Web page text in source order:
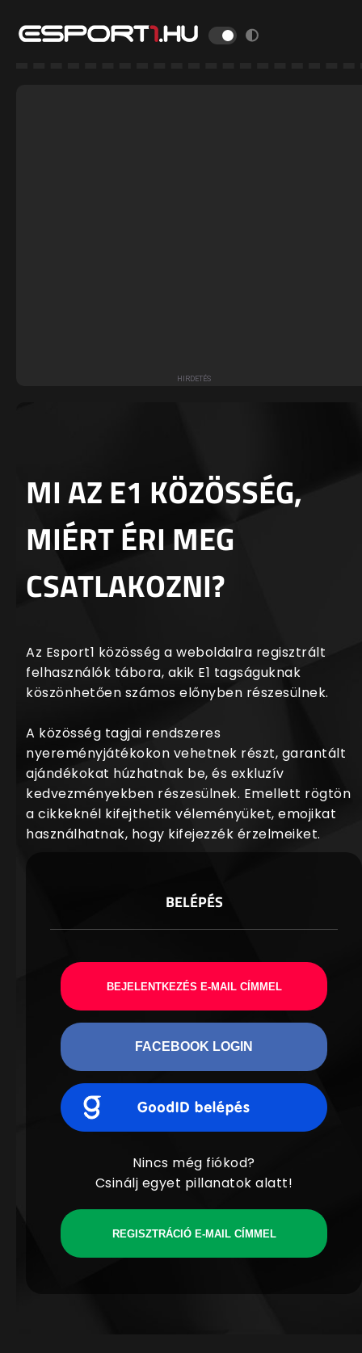
MI AZ E1 KÖZÖSSÉG,
MIÉRT ÉRI MEG
CSATLAKOZNI?
Az Esport1 közösség a weboldalra regisztrált
felhasználók tábora, akik E1 tagságuknak
köszönhetően számos előnyben részesülnek.
A közösség tagjai rendszeres
nyereményjátékokon vehetnek részt, garantált
ajándékokat húzhatnak be, és exkluzív
kedvezményekben részesülnek. Emellett rögtön
a cikkeknél kifejthetik véleményüket, emojikat
használhatnak, hogy kifejezzék érzelmeiket.
BELÉPÉS
BEJELENTKEZÉS E-MAIL CÍMMEL
FACEBOOK LOGIN
Nincs még fiókod?
Csinálj egyet pillanatok alatt!
REGISZTRÁCIÓ E-MAIL CÍMMEL